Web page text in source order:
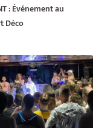
: Événement au
Déco